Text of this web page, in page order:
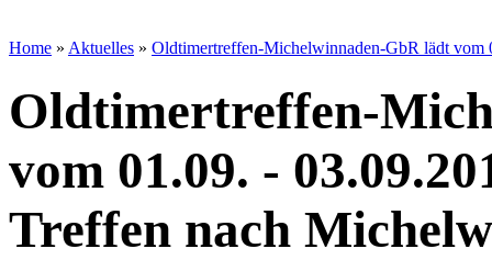
Home » Aktuelles » Oldtimertreffen-Michelwinnaden-GbR lädt vom
Oldtimertreffen-
vom 01.09. -
Treffen nach